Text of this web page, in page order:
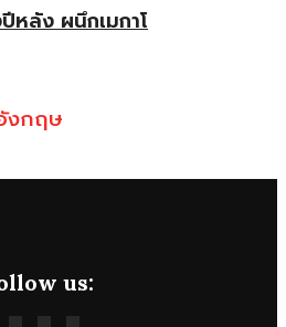
หลัง ผนึกเมกาโ
งกฤษ
us: